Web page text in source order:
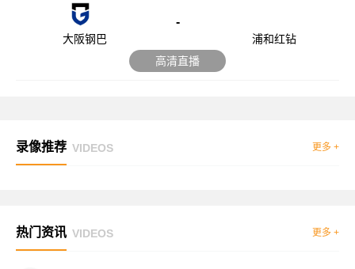
大阪钢巴
-
浦和红钻
高清直播
录像推荐 VIDEOS 更多 +
热门资讯 VIDEOS 更多 +